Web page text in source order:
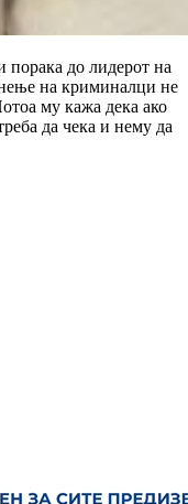
до лидерот на
на криминалци не
му кажа дека ако
да чека и нему да